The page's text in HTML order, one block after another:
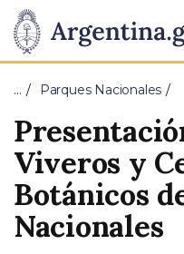
Presidencia
de
la
Nación
Pasar al contenido
… Parques Nacionales
Viveros y
Botánicos
Nacionales